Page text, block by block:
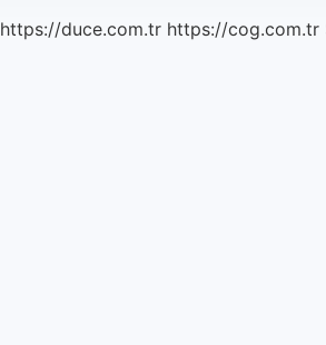
https://duce.com.tr https://cog.com.tr